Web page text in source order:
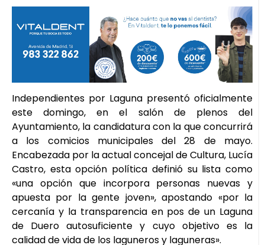
Independientes por Laguna presentó oficialmente
este domingo, en el salón de plenos del
Ayuntamiento, la candidatura con la que concurrirá
a los comicios municipales del 28 de mayo.
Encabezada por la actual concejal de Cultura, Lucía
Castro, esta opción política definió su lista como
«una opción que incorpora personas nuevas y
apuesta por la gente joven», apostando «por la
cercanía y la transparencia en pos de un Laguna
de Duero autosuficiente y cuyo objetivo es la
calidad de vida de los laguneros y laguneras».